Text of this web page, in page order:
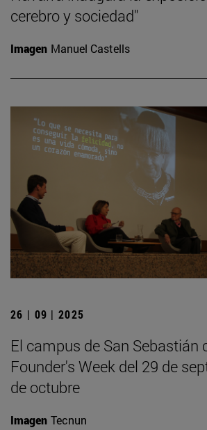
cerebro y sociedad"
Imagen Manuel Castells
26 | 09 | 2025
El campus de San Sebastián
Founder's Week del 29 de
de octubre
Imagen Tecnun